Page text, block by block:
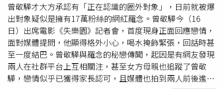
曾敬驊才大方承認有「正在認識的圈外對象」，日前就被爆
出對象疑似是擁有17萬粉絲的網紅羅念。曾敬驊今（16
日）出席電影《失樂園》記者會，首度現身正面回應戀情，
面對媒體提問，他顯得格外小心，喝水掩飾緊張，回話時甚
至一度結巴。曾敬驊與羅念的秘戀傳聞，起因是有網友發現
兩人在社群平台上互相關注，甚至女方母親也追蹤了曾敬
驊，戀情似乎已獲得家長認可，且媒體也拍到兩人前後進出